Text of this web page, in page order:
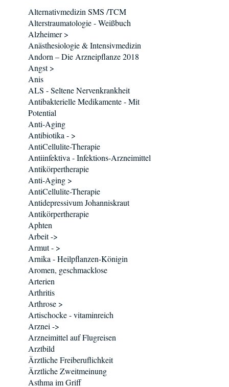
Alternativmedizin SMS /TCM
Alterstraumatologie - Weißbuch
Alzheimer >
Anästhesiologie & Intensivmedizin
Andorn – Die Arzneipflanze 2018
Angst >
Anis
ALS - Seltene Nervenkrankheit
Antibakterielle Medikamente - Mit
Potential
Anti-Aging
Antibiotika - >
AntiCellulite-Therapie
Antiinfektiva - Infektions-Arzneimittel
Antikörpertherapie
Anti-Aging >
AntiCellulite-Therapie
Antidepressivum Johanniskraut
Antikörpertherapie
Aphten
Arbeit ->
Armut - >
Arnika - Heilpflanzen-Königin
Aromen, geschmacklose
Arterien
Arthritis
Arthrose >
Artischocke - vitaminreich
Arznei ->
Arzneimittel auf Flugreisen
Arztbild
Ärztliche Freiberuflichkeit
Ärztliche Zweitmeinung
Asthma im Griff